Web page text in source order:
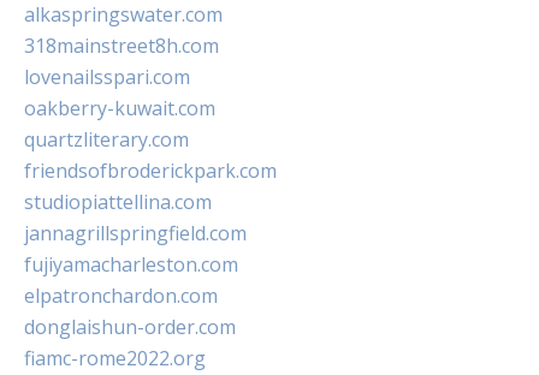
alkaspringswater.com
318mainstreet8h.com
lovenailsspari.com
oakberry-kuwait.com
quartzliterary.com
friendsofbroderickpark.com
studiopiattellina.com
jannagrillspringfield.com
fujiyamacharleston.com
elpatronchardon.com
donglaishun-order.com
fiamc-rome2022.org